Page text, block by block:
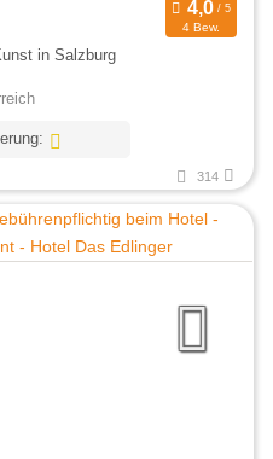
4 Bew.
in Salzburg
314